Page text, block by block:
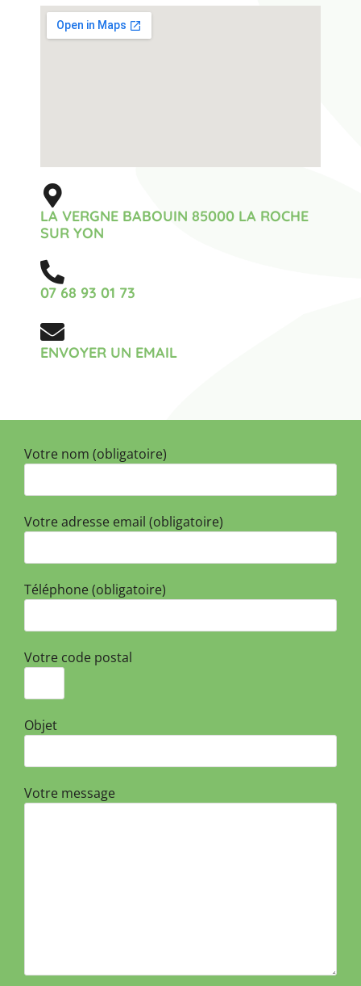
LA VERGNE BABOUIN 85000 LA ROCHE
SUR YON
07 68 93 01 73
ENVOYER UN EMAIL
Votre nom (obligatoire)
Votre adresse email (obligatoire)
Téléphone (obligatoire)
Votre code postal
Objet
Votre message